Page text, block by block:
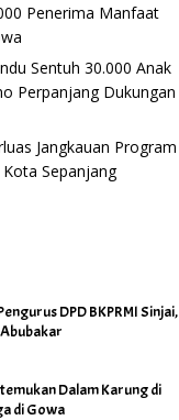
Penerima Manfaat
Sentuh 30.000 Anak
Perpanjang Dukungan
Jangkauan Program
Sepanjang
DPD BKPRMI Sinjai,
Dalam Karung di
di Gowa